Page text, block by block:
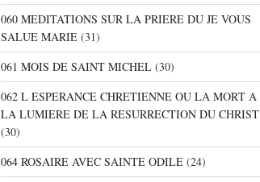
060 MEDITATIONS SUR LA PRIERE DU JE VOUS
SALUE MARIE(31)
061 MOIS DE SAINT MICHEL(30)
062 L ESPERANCE CHRETIENNE OU LA MORT A
LA LUMIERE DE LA RESURRECTION DU CHRIST
(30)
064 ROSAIRE AVEC SAINTE ODILE(24)